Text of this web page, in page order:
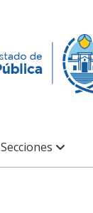
Secciones